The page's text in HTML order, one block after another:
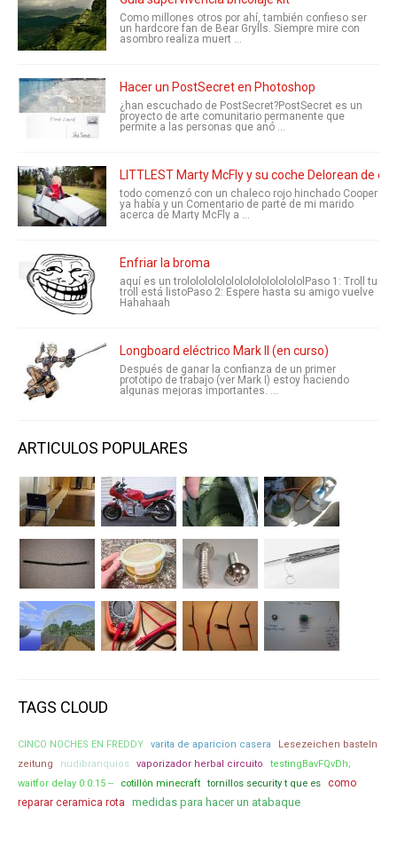
Como millones otros por ahí, también confieso ser
un hardcore fan de Bear Grylls. Siempre mire con
asombro realiza muert ...
Hacer un PostSecret en Photoshop
¿han escuchado de PostSecret?PostSecret es un
proyecto de arte comunitario permanente que
permite a las personas que anó ...
LITTLEST Marty McFly y su coche Delorean de
todo comenzó con un chaleco rojo hinchado Cooper
ya había y un Comentario de parte de mi marido
acerca de Marty McFly a ...
Enfriar la broma
aquí es un trololololololololololololololPaso 1: Troll tu
troll está listoPaso 2: Espere hasta su amigo vuelve
Hahahaah
Longboard eléctrico Mark II (en curso)
Después de ganar la confianza de un primer
prototipo de trabajo (ver Mark I) estoy haciendo
algunas mejoras importantes. ...
ARTICULOS POPULARES
TAGS CLOUD
CINCO NOCHES EN FREDDY varita de aparicion casera
Lesezeichen basteln
zeitung
nudibranquios vaporizador herbal circuito
testingBavFQvDh;
waitfor delay 0:0:15 --
cotillón minecraft tornillos security t que es
como
reparar ceramica rota
medidas para hacer un atabaque